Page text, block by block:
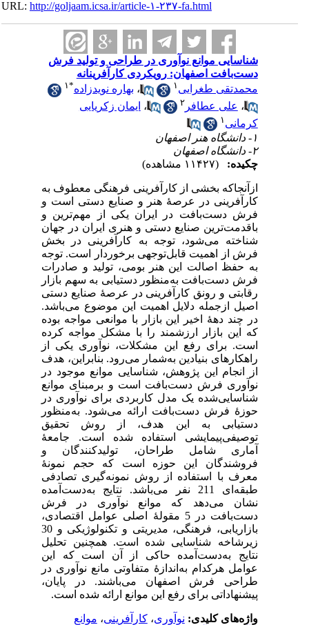
URL:http://goljaam.icsa.ir/article-۱-۲۳۷-fa.html
شناسایی موانع نوآوری در طراحی و تولید فرش
دست‌بافت اصفهان: رویکردی کارآفرینانه
محمدتقی طغرایی
،بهاره نویدزاده* ۱
،علی عطافر۲ ،ایمان زکریایی
کرمانی
چکیده:
ازآنجاکه بخشی از کارآفرینی فرهنگی معطوف به
کارآفرینی در عرصۀ هنر و صنایع دستی است و
فرش دست‌بافت در ایران یکی از مهم‌ترین و
باقدمت‌ترین صنایع دستی و هنری ایران در جهان
شناخته می‌شود، توجه به کارآفرینی در بخش
فرش از اهمیت قابل‌توجهی برخوردار است. توجه
به حفظ اصالت این هنر بومی، تولید و صادرات
فرش دست‌بافت به‌منظور دستیابی به سهم بازار
رقابتی و رونق کارآفرینی در عرصۀ صنایع دستی
اصیل ازجمله دلایل اهمیت این موضوع می‌باشد.
در چند دهۀ اخیر این بازار با موانعی مواجه بوده
که این بازار ارزشمند را با مشکل مواجه کرده
است. برای رفع این مشکلات، نوآوری یکی از
راهکارهای بنیادین به‌شمار می‌رود. بنابراین، هدف
از انجام این پژوهش، شناسایی موانع موجود در
نوآوری فرش دست‌بافت است و برمبنای موانع
شناسایی‌شده یک مدل کاربردی برای نوآوری در
حوزۀ فرش دست‌بافت ارائه می‌شود. به‌منظور
دستیابی به این هدف، از روش تحقیق
توصیفی‌پیمایشی استفاده شده است. جامعۀ
آماری شامل طراحان، تولیدکنندگان و
فروشندگان این حوزه است که حجم نمونۀ
معرف با استفاده از روش نمونه‌گیری تصادفی
طبقه‌ای 211 نفر می‌باشد. نتایج به‌دست‌آمده
نشان می‌دهد که موانع نوآوری در فرش
دست‌بافت در 5 مقولۀ اصلی عوامل اقتصادی،
بازاریابی، فرهنگی، مدیریتی و تکنولوژیکی و 30
زیرشاخه شناسایی شده است. همچنین تحلیل
نتایج به‌دست‌آمده حاکی از آن است که این
عوامل هرکدام به‌اندازۀ متفاوتی مانع نوآوری در
طراحی فرش اصفهان می‌باشند. در پایان،
پیشنهاداتی برای رفع این موانع ارائه شده است.
واژه‌های کلیدی:نوآوری،کارآفرینی،موانع